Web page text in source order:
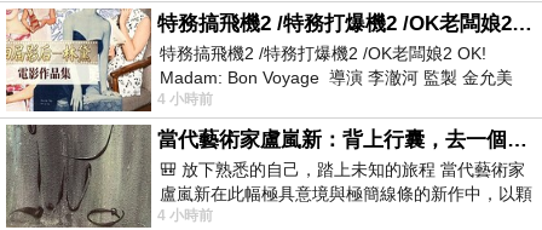
特務搞飛機2 /特務打爆機2 /OK老闆娘2 OK! Madam: Bon Voyage
特務搞飛機2 /特務打爆機2 /OK老闆娘2 OK!
Madam: Bon Voyage 導演 李澈河 監製 金允美
劇本 申鉉成 主演 嚴正化 朴誠雄
4 小時前
當代藝術家盧嵐新：背上行囊，去一個沒有人認識你的地方——看風景，也遇見渴望出發的自己
🎒 放下熟悉的自己，踏上未知的旅程 當代藝術家
盧嵐新在此幅極具意境與極簡線條的新作中，以顆
粒感豐富的灰綠粗糙背景，搭配凝練且具
4 小時前